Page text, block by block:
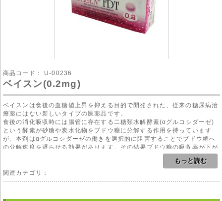
商品コード： U-00236
ベイスン(0.2mg)
ベイスンは食後の血糖値上昇を抑える目的で開発された、従来の糖尿病治
療薬にはない新しいタイプの医薬品です。
食後の消化吸収時には腸管に存在する二糖類水解酵素(αグルコシダーゼ)
という酵素が砂糖や炭水化物をブドウ糖に分解する作用を持っています
が、本剤はαグルコシダーゼの働きを選択的に阻害することでブドウ糖へ
の分解速度を遅らせる効果があります。その結果ブドウ糖の吸収率が下が
り、食後の過血糖が抑制されます。その効果から【αグルコシダーゼ阻害
本剤はインスリンに関与しない為、直接的に血糖値を低下させる働きを持
ち合わせていません。その為単独で血糖値を下げるには若干効果が弱いで
もっと読む
関連カテゴリ：